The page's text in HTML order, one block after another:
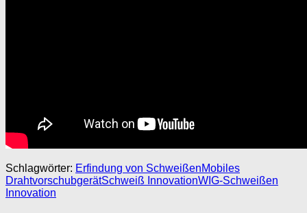
Schlagwörter: Erfindung von SchweißenMobiles
DrahtvorschubgerätSchweiß InnovationWIG-Schweißen
Innovation